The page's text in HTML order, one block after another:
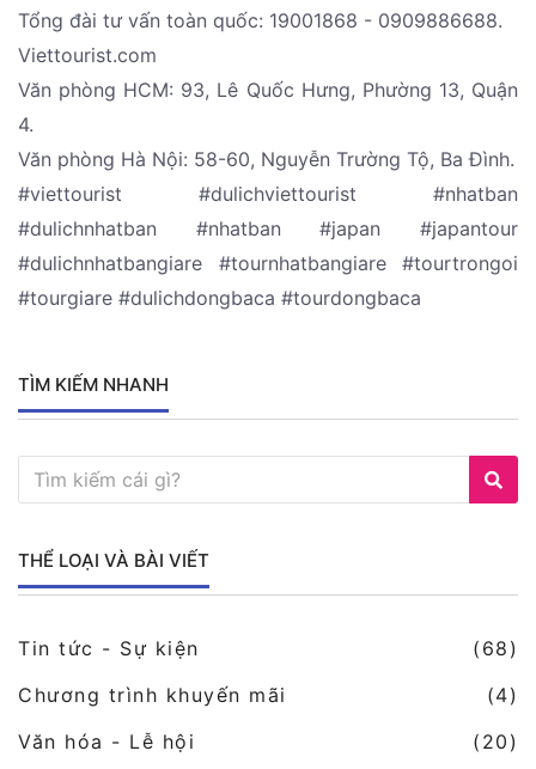
Tổng đài tư vấn toàn quốc: 19001868 - 0909886688.
Viettourist.com
Văn phòng HCM: 93, Lê Quốc Hưng, Phường 13, Quận
4.
Văn phòng Hà Nội: 58-60, Nguyễn Trường Tộ, Ba Đình.
#viettourist #dulichviettourist #nhatban
#dulichnhatban #nhatban #japan #japantour
#dulichnhatbangiare #tournhatbangiare #tourtrongoi
#tourgiare #dulichdongbaca #tourdongbaca
TÌM KIẾM NHANH
THỂ LOẠI VÀ BÀI VIẾT
Tin tức - Sự kiện
(68)
Chương trình khuyến mãi
(4)
Văn hóa - Lễ hội
(20)